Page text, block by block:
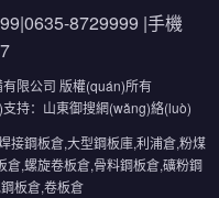
8729999 |手機
限公司 版權(quán)所有
持： 山東御搜網(wǎng)絡(luò)
接鋼板倉,大型鋼板庫,利浦倉,粉煤
倉,螺旋卷板倉,骨料鋼板倉,礦粉鋼
板倉,卷板倉